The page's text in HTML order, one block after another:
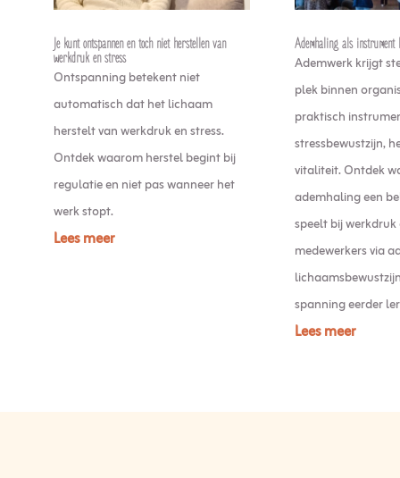
Je kunt ontspannen en toch niet herstellen van
werkdruk en stress
Ontspanning betekent niet
automatisch dat het lichaam
herstelt van werkdruk en stress.
Ontdek waarom herstel begint bij
regulatie en niet pas wanneer het
werk stopt.
Lees meer
Ademhaling als instrument
Ademwerk krijgt
plek binnen
praktisch
stressbewustzijn,
vitaliteit. Ontdek
ademhaling een
speelt bij werkdruk
medewerkers via
spanning eerder
Lees meer